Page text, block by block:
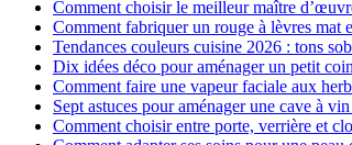
Comment choisir le meilleur maître
Comment fabriquer un rouge à lèvres mat
Tendances couleurs cuisine 2026 : tons
Dix idées déco pour aménager un petit
Comment faire une vapeur faciale aux
Sept astuces pour aménager une cave à
Comment choisir entre porte, verrière et